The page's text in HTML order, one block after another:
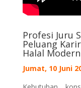
Profesi Juru
Peluang
Halal Modern
Jumat, 10 Juni